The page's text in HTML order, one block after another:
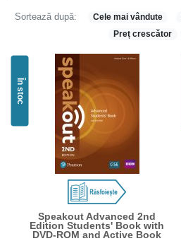
Sortează după: Cele mai vândute
Preț crescător
În stoc
Speakout Advanced 2nd
Edition Students' Book with
DVD-ROM and Active Book